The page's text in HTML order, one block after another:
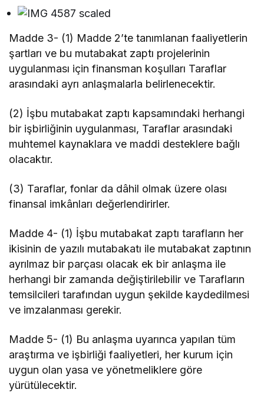
Madde 3- (1) Madde 2’te tanımlanan faaliyetlerin
şartları ve bu mutabakat zaptı projelerinin
uygulanması için finansman koşulları Taraflar
arasındaki ayrı anlaşmalarla belirlenecektir.
(2) İşbu mutabakat zaptı kapsamındaki herhangi
bir işbirliğinin uygulanması, Taraflar arasındaki
muhtemel kaynaklara ve maddi desteklere bağlı
olacaktır.
(3) Taraflar, fonlar da dâhil olmak üzere olası
finansal imkânları değerlendirirler.
Madde 4- (1) İşbu mutabakat zaptı tarafların her
ikisinin de yazılı mutabakatı ile mutabakat zaptının
ayrılmaz bir parçası olacak ek bir anlaşma ile
herhangi bir zamanda değiştirilebilir ve Tarafların
temsilcileri tarafından uygun şekilde kaydedilmesi
ve imzalanması gerekir.
Madde 5- (1) Bu anlaşma uyarınca yapılan tüm
araştırma ve işbirliği faaliyetleri, her kurum için
uygun olan yasa ve yönetmeliklere göre
yürütülecektir.